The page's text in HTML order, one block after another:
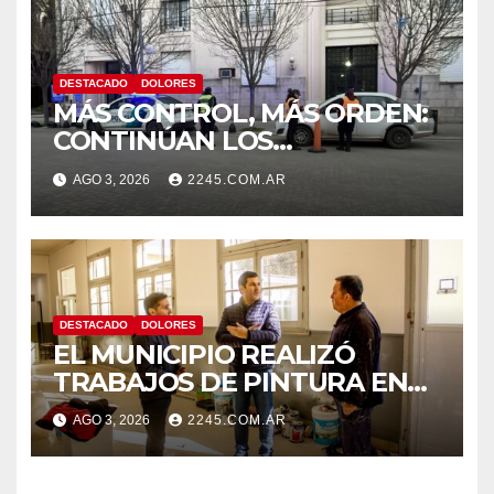
DESTACADO DOLORES
MÁS CONTROL, MÁS ORDEN:
CONTINÚAN LOS
OPERATIVOS PREVENTIVOS
DE TRÁNSITO EN DOLORES
AGO 3, 2026 2245.COM.AR
DESTACADO DOLORES
EL MUNICIPIO REALIZÓ
TRABAJOS DE PINTURA EN
LA ESCUELA N.º 10
AGO 3, 2026 2245.COM.AR